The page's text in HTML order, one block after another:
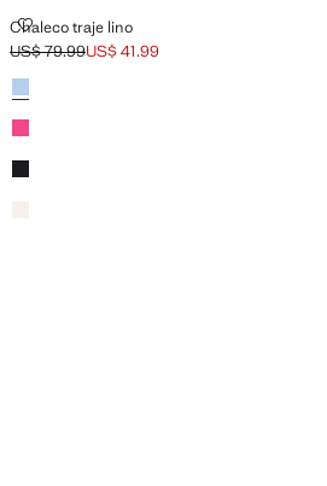
Chaleco traje lino
CHALECO TRAJE LINO
Precio inicial tachado [US$ 79.99 ]
US$ 79.99
Precio actual [US$ 41.99 ]
US$ 41.99
Colores
Azul celeste
Fucsia
Negro